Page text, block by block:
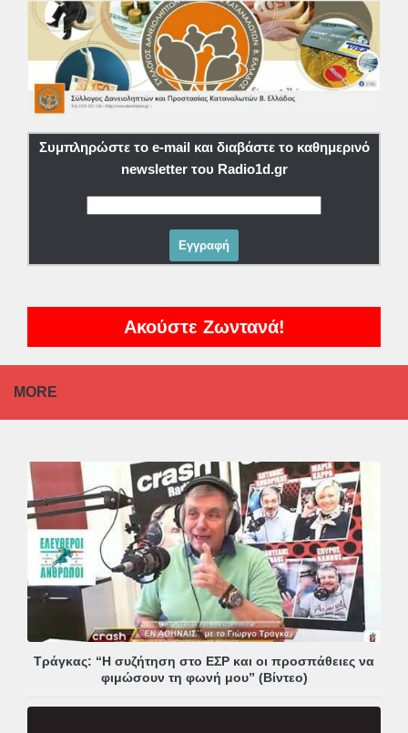
Συμπληρώστε το e-mail και διαβάστε το καθημερινό
newsletter του Radio1d.gr
Ακούστε Ζωντανά!
MORE
Τράγκας: “Η συζήτηση στο ΕΣΡ και οι προσπάθειες να
φιμώσουν τη φωνή μου” (Βίντεο)